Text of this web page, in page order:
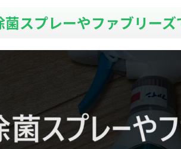
菌スプレーやファブリー